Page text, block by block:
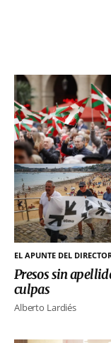
EL APUNTE DEL
Presos sin
culpas
Alberto Lardiés